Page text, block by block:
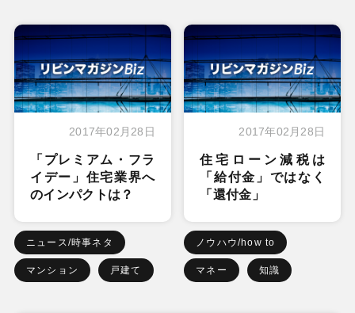
2017年02月28日
「プレミアム・フラ
イデー」住宅業界へ
のインパクトは？
ニュース/時事ネタ
マンション 戸建て
2017年02月28日
住宅ローン減税は
「給付金」ではなく
「還付金」
ノウハウ/how to
マネー 知識